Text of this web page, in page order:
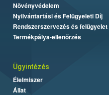
Növényvédelem
Nyilvántartási és Felügyeleti Díj
Rendszerszervezés és felügyelet
Termékpálya-ellenőrzés
Ügyintézés
Élelmiszer
Állat